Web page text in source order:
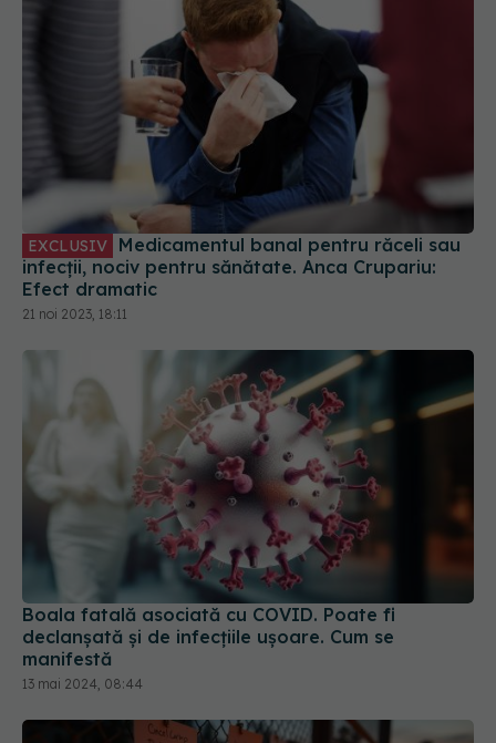
EXCLUSIV Medicamentul banal pentru răceli sau
infecții, nociv pentru sănătate. Anca Crupariu:
Efect dramatic
21 noi 2023, 18:11
Boala fatală asociată cu COVID. Poate fi
declanșată și de infecțiile ușoare. Cum se
manifestă
13 mai 2024, 08:44